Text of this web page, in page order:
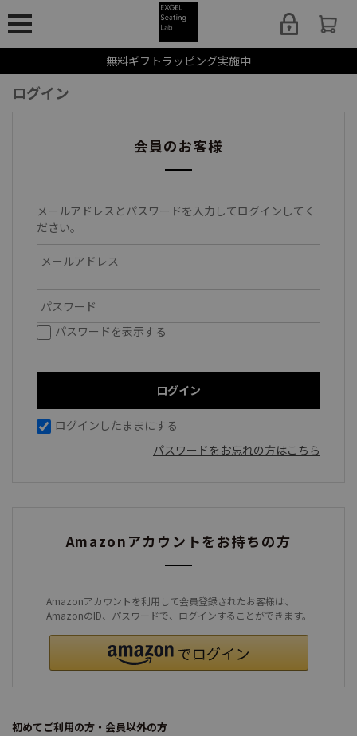
無料ギフトラッピング実施中
ログイン
会員のお客様
メールアドレスとパスワードを入力してログインしてく
ださい。
パスワードを表示する
ログインしたままにする
パスワードをお忘れの方はこちら
Amazonアカウントをお持ちの方
Amazonアカウントを利用して会員登録されたお客様は、
AmazonのID、パスワードで、ログインすることができます。
初めてご利用の方・会員以外の方